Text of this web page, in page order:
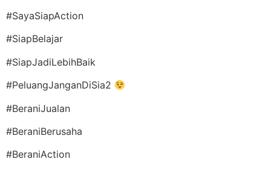
#SayaSiapAction
#SiapBelajar
#SiapJadiLebihBaik
#PeluangJanganDiSia2
#BeraniJualan
#BeraniBerusaha
#BeraniAction